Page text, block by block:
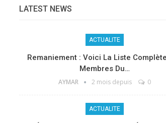
LATEST NEWS
ACTUALITE
Remaniement : Voici La Liste
Membres Du…
AYMAR 2 mois depuis 0
ACTUALITE